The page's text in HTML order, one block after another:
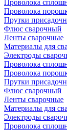
Проволока
Проволока
Прутки
Флюс сварочный
Ленты сварочные
Материалы для
Электроды
Проволока
Проволока
Прутки
Флюс сварочный
Ленты сварочные
Материалы для
Электроды
Проволока